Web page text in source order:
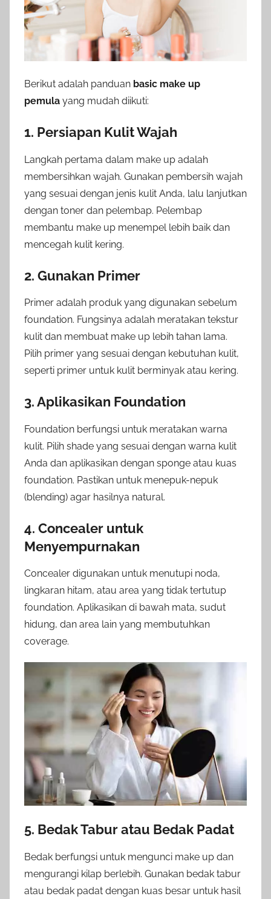
Berikut adalah panduan basic make up
pemula yang mudah diikuti:
1. Persiapan Kulit Wajah
Langkah pertama dalam make up adalah
membersihkan wajah. Gunakan pembersih wajah
yang sesuai dengan jenis kulit Anda, lalu lanjutkan
dengan toner dan pelembap. Pelembap
membantu make up menempel lebih baik dan
mencegah kulit kering.
2. Gunakan Primer
Primer adalah produk yang digunakan sebelum
foundation. Fungsinya adalah meratakan tekstur
kulit dan membuat make up lebih tahan lama.
Pilih primer yang sesuai dengan kebutuhan kulit,
seperti primer untuk kulit berminyak atau kering.
3. Aplikasikan Foundation
Foundation berfungsi untuk meratakan warna
kulit. Pilih shade yang sesuai dengan warna kulit
Anda dan aplikasikan dengan sponge atau kuas
foundation. Pastikan untuk menepuk-nepuk
(blending) agar hasilnya natural.
4. Concealer untuk
Menyempurnakan
Concealer digunakan untuk menutupi noda,
lingkaran hitam, atau area yang tidak tertutup
foundation. Aplikasikan di bawah mata, sudut
hidung, dan area lain yang membutuhkan
coverage.
5. Bedak Tabur atau Bedak Padat
Bedak berfungsi untuk mengunci make up dan
mengurangi kilap berlebih. Gunakan bedak tabur
atau bedak padat dengan kuas besar untuk hasil